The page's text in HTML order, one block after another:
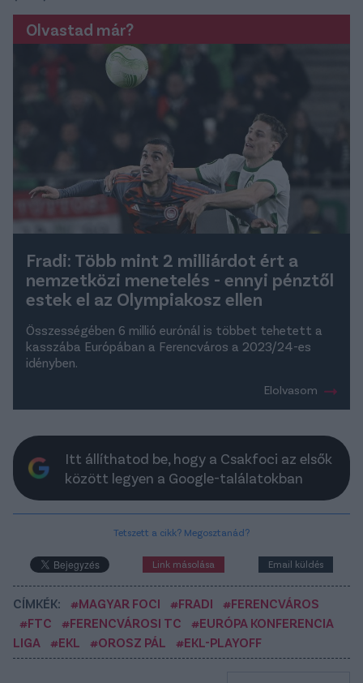
Olvastad már?
Fradi: Több mint 2 milliárdot ért a
nemzetközi menetelés - ennyi pénztől
estek el az Olympiakosz ellen
Összességében 6 millió eurónál is többet tehetett a
kasszába Európában a Ferencváros a 2023/24-es
idényben.
Elolvasom
Itt állíthatod be, hogy a Csakfoci az elsők
között legyen a Google-találatokban
Tetszett a cikk? Megosztanád?
Link másolása Email küldés
CÍMKÉK: #MAGYAR FOCI #FRADI
#FERENCVÁROS
#FTC
#FERENCVÁROSI TC
#EURÓPA KONFERENCIA
LIGA
#EKL #OROSZ PÁL #EKL-PLAYOFF